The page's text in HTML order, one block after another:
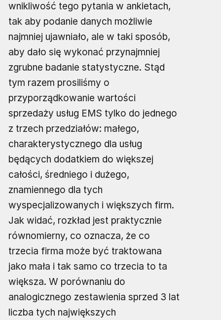
wnikliwość tego pytania w ankietach,
tak aby podanie danych możliwie
najmniej ujawniało, ale w taki sposób,
aby dało się wykonać przynajmniej
zgrubne badanie statystyczne. Stąd
tym razem prosiliśmy o
przyporządkowanie wartości
sprzedaży usług EMS tylko do jednego
z trzech przedziałów: małego,
charakterystycznego dla usług
będących dodatkiem do większej
całości, średniego i dużego,
znamiennego dla tych
wyspecjalizowanych i większych firm.
Jak widać, rozkład jest praktycznie
równomierny, co oznacza, że co
trzecia firma może być traktowana
jako mała i tak samo co trzecia to ta
większa. W porównaniu do
analogicznego zestawienia sprzed 3 lat
liczba tych największych